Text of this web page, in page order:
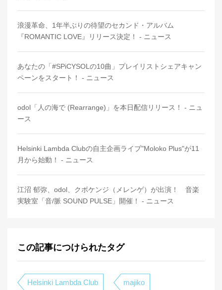
浪漫革命、1年半ぶりの待望のセカンド・アルバム
『ROMANTIC LOVE』リリース決定！ - ニュース
あなたの「#SPiCYSOLの10曲」プレイリストシェアキャン
ペーンをスタート！ - ニュース
odol「人の海で (Rearrange)」を本日配信リリース！ - ニュ
ース
Helsinki Lambda Clubの自主企画ライブ"Moloko Plus"が11
月から始動！ - ニュース
江沼 郁弥、odol、クボケンジ（メレンゲ）が出演！ 音楽
実験室「音/脈 SOUND PULSE」開催！ - ニュース
この記事につけられたタグ
Helsinki Lambda Club majiko